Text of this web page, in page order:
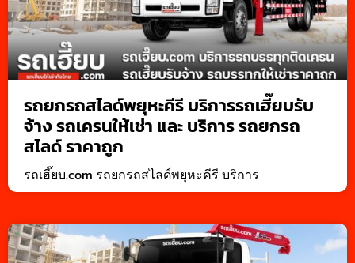
รถยกรถสไลด์พยุหะคีรี บริการรถเฮี๊ยบรับ
จ้าง รถเครนให้เช่า และ บริการ รถยกรถ
สไลด์ ราคาถูก
รถเฮี๊ยบ.com รถยกรถสไลด์พยุหะคีรี บริการ